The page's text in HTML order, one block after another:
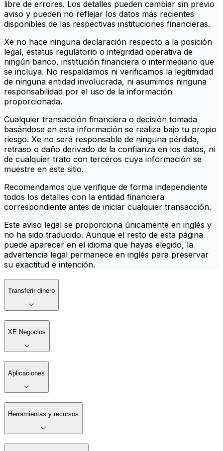
libre de errores. Los detalles pueden cambiar sin previo
aviso y pueden no reflejar los datos más recientes
disponibles de las respectivas instituciones financieras.
Xe no hace ninguna declaración respecto a la posición
legal, estatus regulatorio o integridad operativa de
ningún banco, institución financiera o intermediario que
se incluya. No respaldamos ni verificamos la legitimidad
de ninguna entidad involucrada, ni asumimos ninguna
responsabilidad por el uso de la información
proporcionada.
Cualquier transacción financiera o decisión tomada
basándose en esta información se realiza bajo tu propio
riesgo. Xe no será responsable de ninguna pérdida,
retraso o daño derivado de la confianza en los datos, ni
de cualquier trato con terceros cuya información se
muestre en este sitio.
Recomendamos que verifique de forma independiente
todos los detalles con la entidad financiera
correspondiente antes de iniciar cualquier transacción.
Este aviso legal se proporciona únicamente en inglés y
no ha sido traducido. Aunque el resto de esta página
puede aparecer en el idioma que hayas elegido, la
advertencia legal permanece en inglés para preservar
su exactitud e intención.
Transferir dinero
XE Negocios
Aplicaciones
Herramientas y recursos